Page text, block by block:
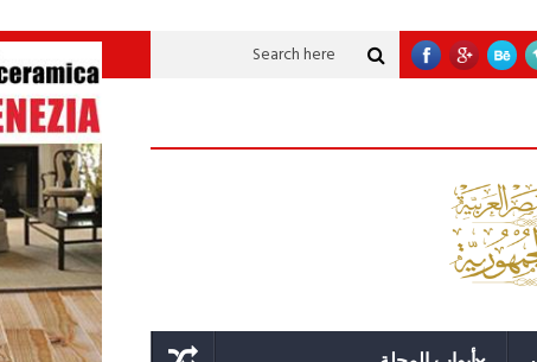
تنموية عملاقة؟ قوة الدولة.. عندما يصبح التخطيط خط الدفاع الأول